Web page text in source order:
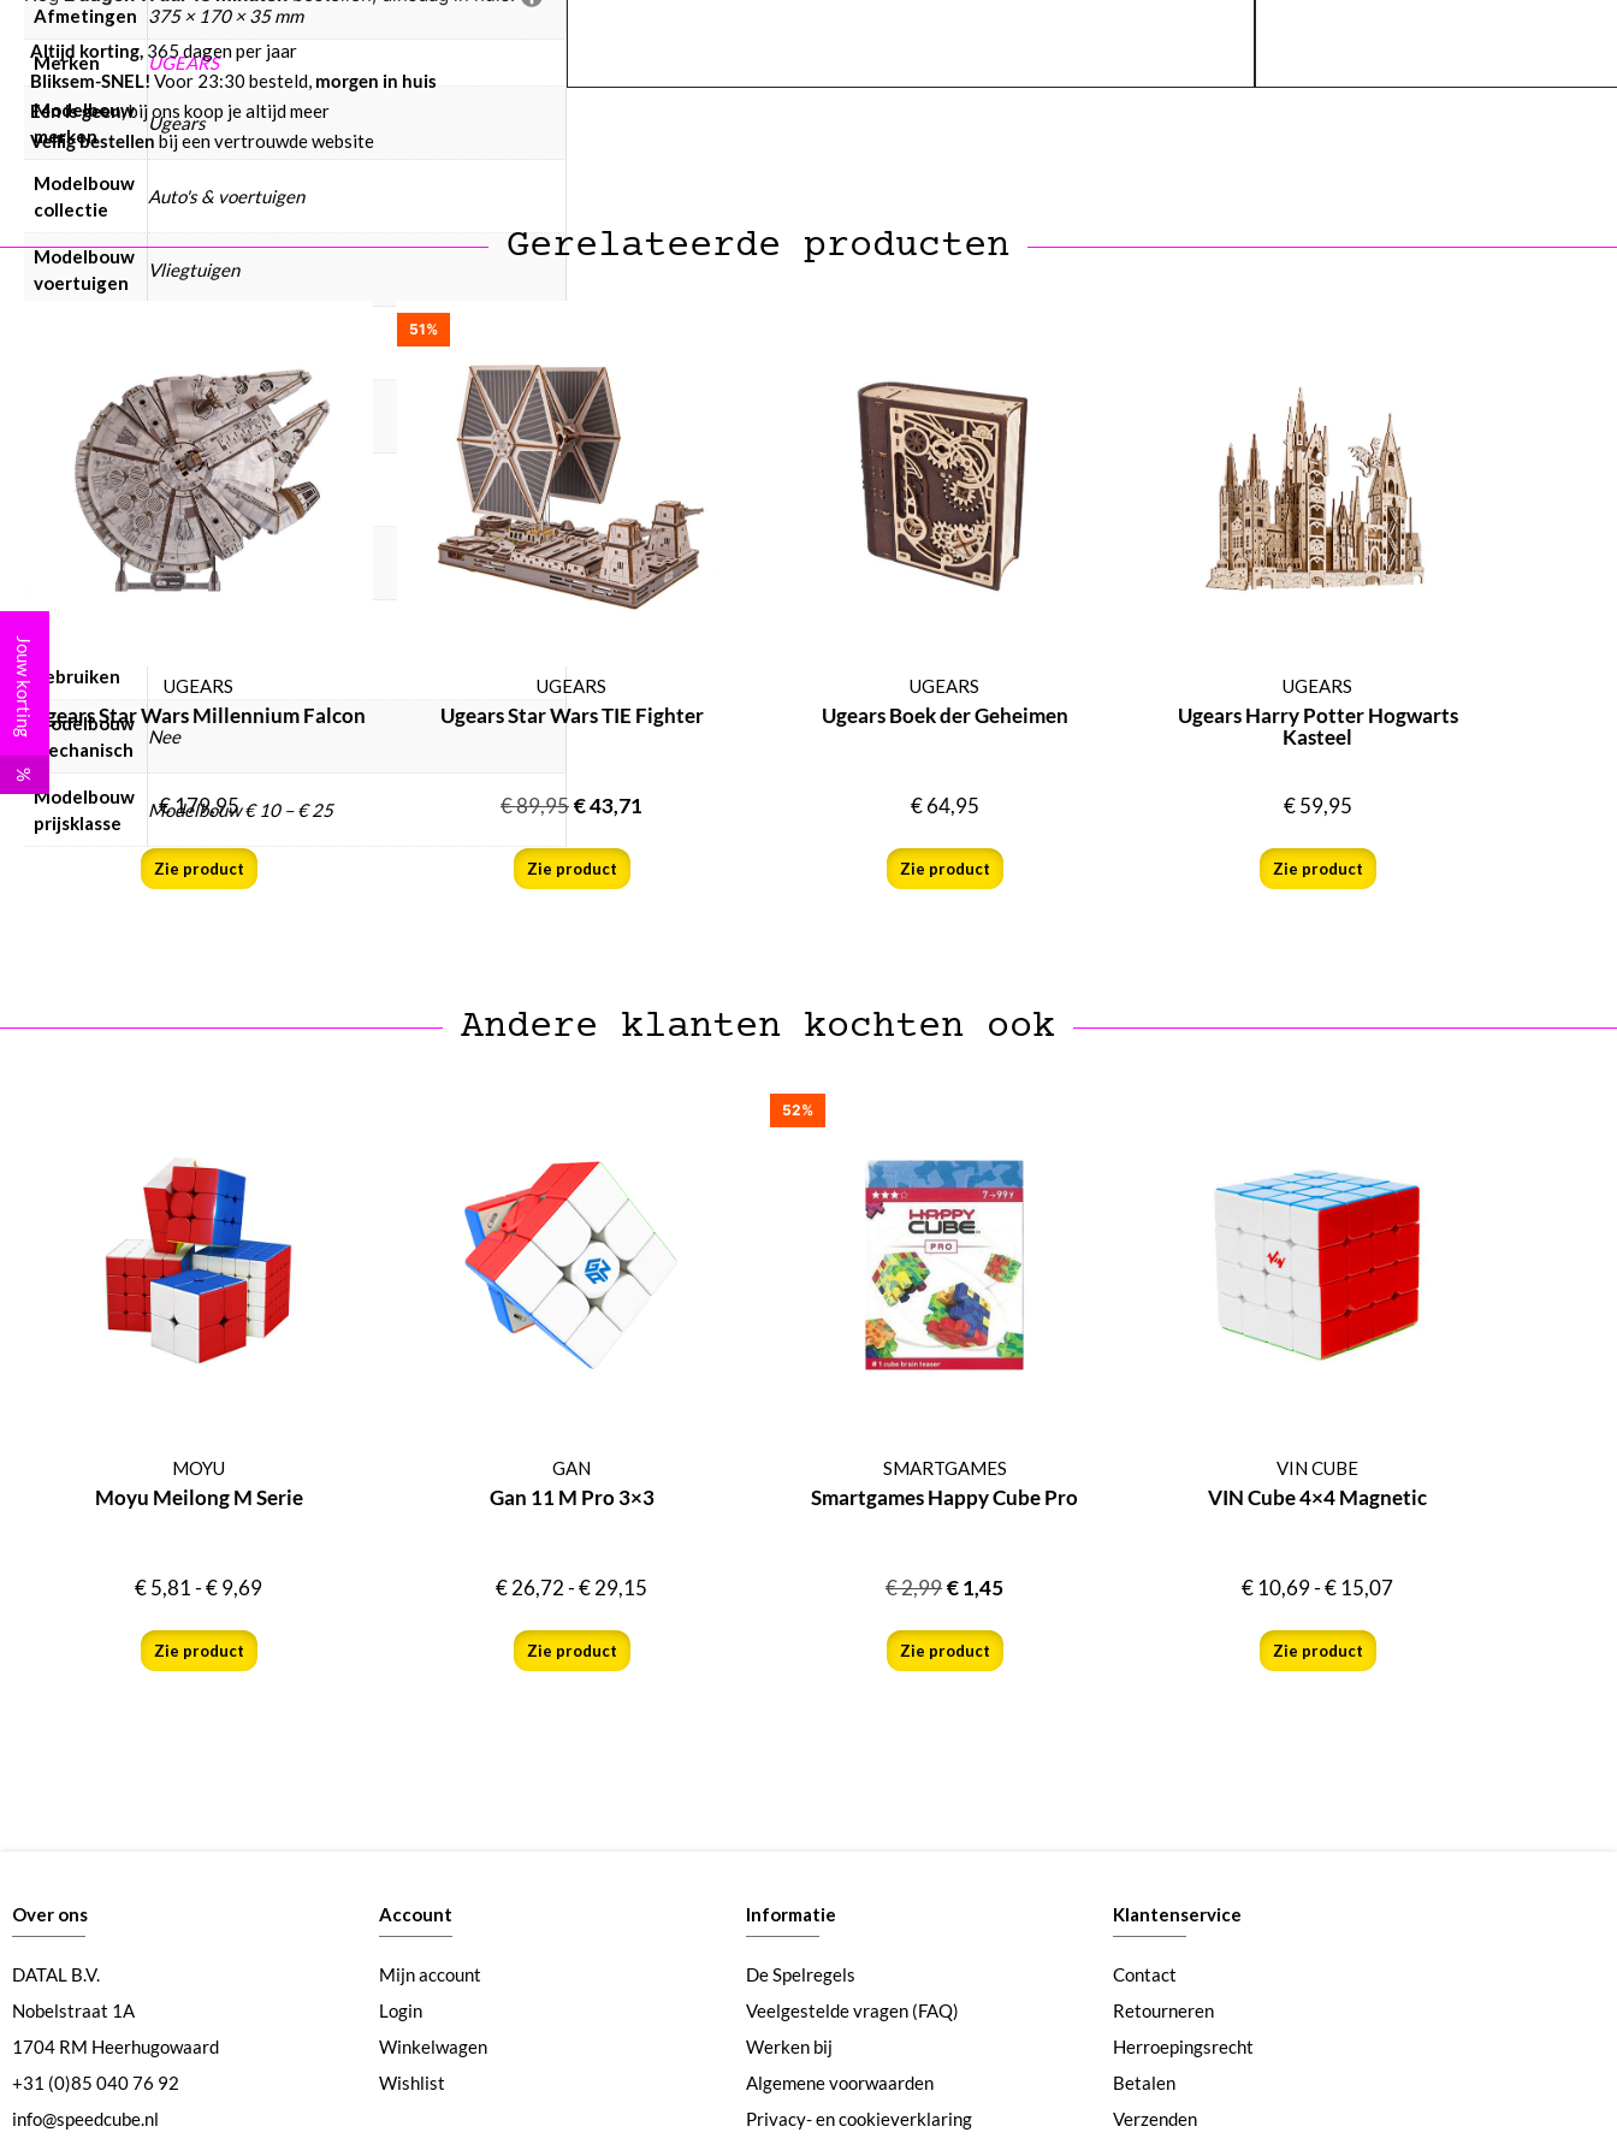
Afmetingen 375 × 170 × 35 mm
Merken UGEARS
Modelbouw
merken
Ugears
Modelbouw
collectie
Auto's & voertuigen
Modelbouw
voertuigen
Vliegtuigen
Modelbouw
doelgroep
Kinderen, Volwassenen
Modelbouw
incl. lijm
Nee
Modelbouw
Nee
gebruiken
Modelbouw
mechanisch
Nee
Modelbouw
prijsklasse
Modelbouw € 10 – € 25
Altijd korting, 365 dagen per jaar
Bliksem-SNEL!Voor 23:30 besteld,morgen in huis
Eén is geen,bij ons koop je altijd meer
Veilig bestellen bij een vertrouwde website
Gerelateerde producten
UGEARS
Ugears Star Wars Millennium Falcon
€179,95
Zie product
51%
UGEARS
Ugears Star Wars TIE Fighter
€89,95€43,71
Zie product
UGEARS
Ugears Boek der Geheimen
€64,95
Zie product
UGEARS
Ugears Harry Potter Hogwarts
Kasteel
€59,95
Zie product
Andere klanten kochten ook
MOYU
Moyu Meilong M Serie
€5,81-€9,69
Zie product
GAN
Gan 11 M Pro 3×3
€26,72-€29,15
Zie product
52%
SMARTGAMES
Smartgames Happy Cube Pro
€2,99€1,45
Zie product
VIN CUBE
VIN Cube 4×4 Magnetic
€10,69-€15,07
Zie product
Over ons
DATAL B.V.
Nobelstraat 1A
1704 RM Heerhugowaard
+31 (0)85 040 76 92
info@speedcube.nl
Account
Mijn account
Login
Winkelwagen
Wishlist
Informatie
De Spelregels
Veelgestelde vragen (FAQ)
Werken bij
Algemene voorwaarden
Privacy- en cookieverklaring
Klantenservice
Contact
Retourneren
Herroepingsrecht
Betalen
Verzenden
Jouw korting
%